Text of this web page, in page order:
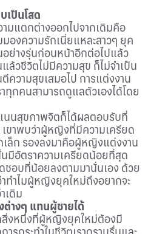
เป็นโสด
มแตกต่างออกไปจากเดิมคือ
มองความรักเนี่ยแหละสาวๆ ยุค
อย่างรุ่นก่อนหน้าอีกต่อไปแล้ว
ล้วชีวิตไม่มีความสุข ก็ไม่จำเป็น
ความสุขเสมอไป การแต่งงาน
ทุกคนสามารถดูแลตัวเองได้โดย
นนสุขภาพจิตก็ได้ผลตอบรับที่
ขาพบว่าผู้หญิงที่มีความเครียด
ก รองลงมาคือผู้หญิงแต่งงาน
มีอัตราความเครียดน้อยที่สุด
ชอบที่น้อยลงตามมานั่นเอง ด้วย
ทำไมผู้หญิงยุคใหม่ถึงอยากจะ
เดิม
ต่างๆ แทนผู้ชายได้
สิ่งหนึ่งที่ผู้หญิงยุคใหม่ต้องมี